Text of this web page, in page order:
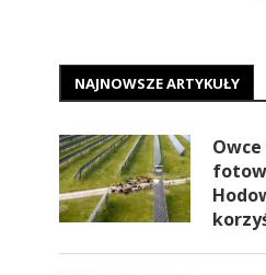
NAJNOWSZE ARTYKUŁY